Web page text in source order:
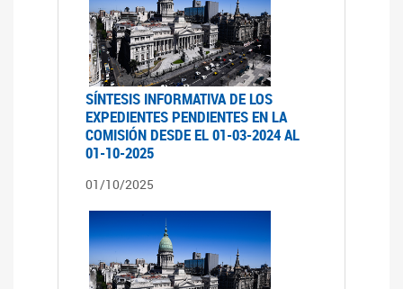
SÍNTESIS INFORMATIVA DE LOS
EXPEDIENTES PENDIENTES EN LA
COMISIÓN DESDE EL 01-03-2024 AL
01-10-2025
01/10/2025